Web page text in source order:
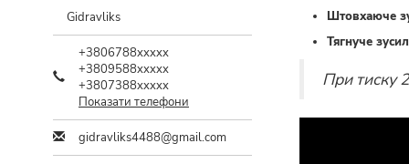
Штовхаюче
Тягнуче
При тиску
Gidravliks
+3806788xxxxx
+3809588xxxxx
+3807388xxxxx
Показати телефони
gidravliks4488@gmail.com